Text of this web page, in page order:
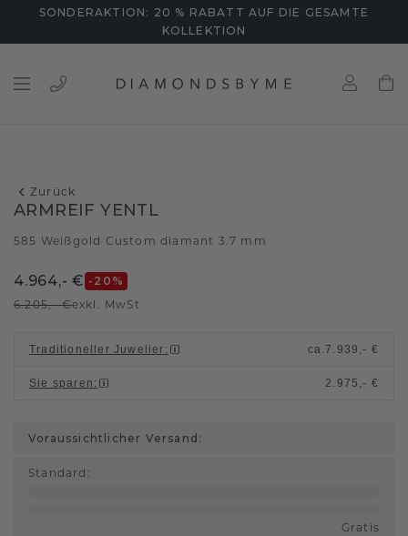
SONDERAKTION: 20 % RABATT AUF DIE GESAMTE
KOLLEKTION
Zurück
ARMREIF YENTL
585 Weißgold Custom diamant 3.7 mm
4.964,- € -20 %
6.205,- €exkl. MwSt
Traditioneller Juwelier : ca.7.939,- €
Sie sparen : 2.975,- €
Voraussichtlicher Versand:
Standard :
Gratis